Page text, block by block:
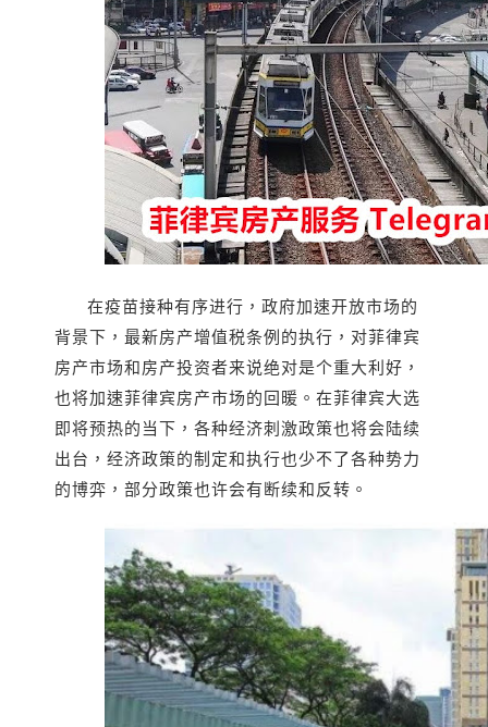
在疫苗接种有序进行，政府加速开放市场的
背景下，最新房产增值税条例的执行，对菲律宾
房产市场和房产投资者来说绝对是个重大利好，
也将加速菲律宾房产市场的回暖 。在菲律宾大选
即将预热的当下，各种经济刺激政策也将会陆续
出台，经济政策的制定和执行也少不了各种势力
的博弈，部分政策也许会有断续和反转。